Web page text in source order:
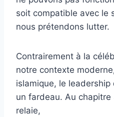
soit compatible avec le
nous prétendons lutter.
Contrairement à la
notre contexte
islamique, le
un fardeau. Au chapitre
relaie,